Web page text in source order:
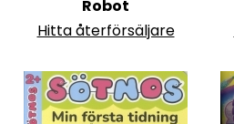
Robot
Hitta återförsäljare